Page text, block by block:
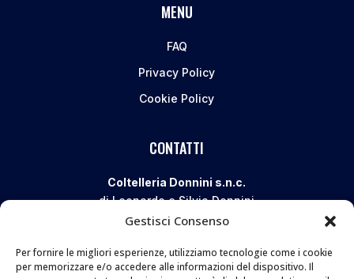
Gestisci Consenso
Per fornire le migliori esperienze, utilizziamo tecnologie come i cookie
per memorizzare e/o accedere alle informazioni del dispositivo. Il
MENU
FAQ
Privacy Policy
Cookie Policy
CONTATTI
Coltelleria Donnini s.n.c.
di Leonardo e Silvia Donnini
Telefono e WhatsApp:055 661 438
Email: info@donninicoltelleria.it